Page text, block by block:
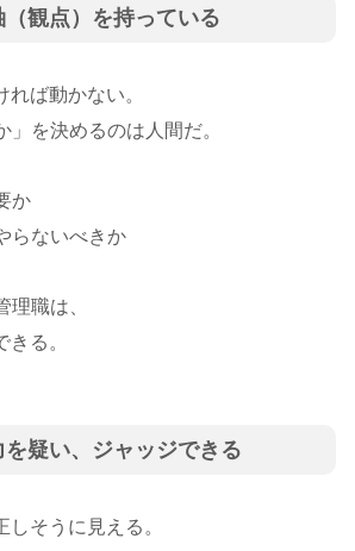
観点）を持っている
ば動かない。
」を決めるのは人間だ。
か
らないべきか
理職は、
る。
疑い、ジャッジできる
そうに見える。